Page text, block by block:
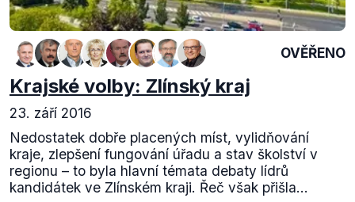
OVĚŘENO
Krajské volby: Zlínský kraj
23. září 2016
Nedostatek dobře placených míst, vylidňování
kraje, zlepšení fungování úřadu a stav školství v
regionu – to byla hlavní témata debaty lídrů
kandidátek ve Zlínském kraji. Řeč však přišla...